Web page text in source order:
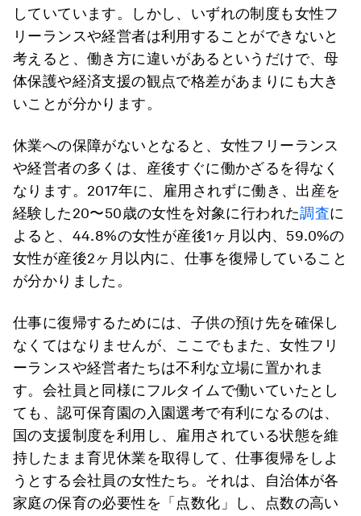
していています。しかし、いずれの制度も女性フ
リーランスや経営者は利用することができないと
考えると、働き方に違いがあるというだけで、母
体保護や経済支援の観点で格差があまりにも大き
いことが分かります。
休業への保障がないとなると、女性フリーランス
や経営者の多くは、産後すぐに働かざるを得なく
なります。2017年に、雇用されずに働き、出産を
経験した20〜50歳の女性を対象に行われた調査に
よると、44.8%の女性が産後1ヶ月以内、59.0%の
女性が産後2ヶ月以内に、仕事を復帰していること
が分かりました。
仕事に復帰するためには、子供の預け先を確保し
なくてはなりませんが、ここでもまた、女性フリ
ーランスや経営者たちは不利な立場に置かれま
す。会社員と同様にフルタイムで働いていたとし
ても、認可保育園の入園選考で有利になるのは、
国の支援制度を利用し、雇用されている状態を維
持したまま育児休業を取得して、仕事復帰をしよ
うとする会社員の女性たち。それは、自治体が各
家庭の保育の必要性を「点数化」し、点数の高い